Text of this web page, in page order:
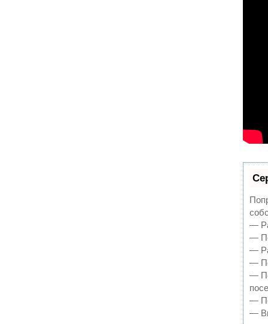
—
—
—
—
—
—
—